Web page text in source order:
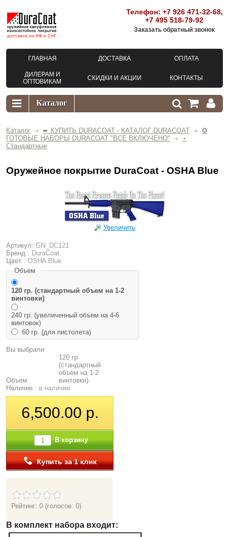
Телефон: +7 926 471-32-68,
+7 495 518-79-92
Заказать обратный звонок
ГЛАВНАЯ ДОСТАВКА ОПЛАТА
ДИЛЕРАМ И
ОПТОВИКАМ
СКИДКИ И АКЦИИ КОНТАКТЫ
Каталог ➨ КУПИТЬ DURACOAT - КАТАЛОГ DURACOAT
✪
ГОТОВЫЕ НАБОРЫ DURACOAT "ВСЕ ВКЛЮЧЕНО"
⋆
Стандартные
Оружейное покрытие DuraCoat - OSHA Blue
Увеличить
Артикул: GN_DC121
Бренд : DuraCoat
Цвет : OSHA Blue
Объем
120 гр. (стандартный объем на 1-2
винтовки)
240 гр. (увеличенный объем на 4-6
винтовок)
60 гр. (для пистолета)
Вы выбрали:
Объем
120 гр.
(стандартный
объем на 1-2
винтовки)
Наличие : в наличии
6,500.00 р.
В корзину
Купить за 1 клик
Рейтинг: 0 (голосов: 0)
В комплект набора входит: